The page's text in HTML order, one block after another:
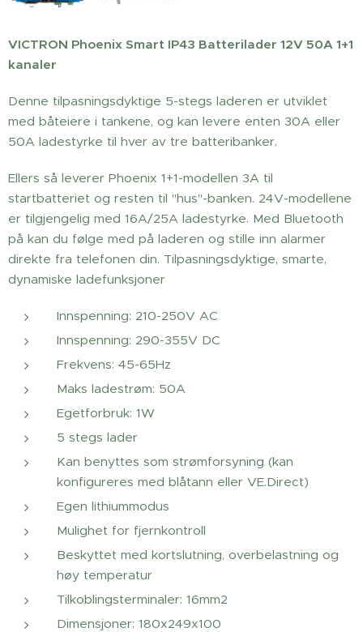
VICTRON Phoenix Smart IP43 Batterilader 12V 50A 1+1
kanaler
Denne tilpasningsdyktige 5-stegs laderen er utviklet
med båteiere i tankene, og kan levere enten 30A eller
50A ladestyrke til hver av tre batteribanker.
Ellers så leverer Phoenix 1+1-modellen 3A til
startbatteriet og resten til "hus"-banken. 24V-modellene
er tilgjengelig med 16A/25A ladestyrke. Med Bluetooth
på kan du følge med på laderen og stille inn alarmer
direkte fra telefonen din. Tilpasningsdyktige, smarte,
dynamiske ladefunksjoner
Innspenning: 210-250V AC
Innspenning: 290-355V DC
Frekvens: 45-65Hz
Maks ladestrøm: 50A
Egetforbruk: 1W
5 stegs lader
Kan benyttes som strømforsyning (kan
konfigureres med blåtann eller VE.Direct)
Egen lithiummodus
Mulighet for fjernkontroll
Beskyttet med kortslutning, overbelastning og
høy temperatur
Tilkoblingsterminaler: 16mm2
Dimensjoner: 180x249x100